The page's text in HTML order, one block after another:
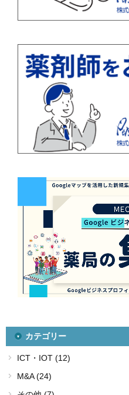
カテゴリー
ICT・IOT (12)
M&A (24)